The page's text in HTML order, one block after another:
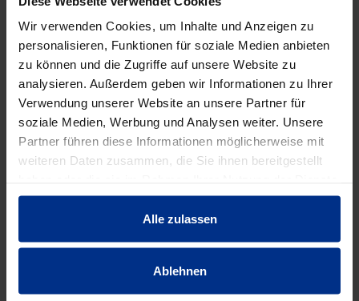
Wir verwenden Cookies, um Inhalte und Anzeigen zu
personalisieren, Funktionen für soziale Medien anbieten
zu können und die Zugriffe auf unsere Website zu
analysieren. Außerdem geben wir Informationen zu Ihrer
Verwendung unserer Website an unsere Partner für
soziale Medien, Werbung und Analysen weiter. Unsere
Partner führen diese Informationen möglicherweise mit
weiteren Daten zusammen, die Sie ihnen bereitgestellt
gesammelt haben.
Alle zulassen
Ablehnen
EIGENSCHAFTEN
Ausführung Muffe/Gewinde
Außendurchmess
er
22 mm
DN 20
DN Nennweite 3/4 "
Einsatzbereich Heizung/-kühlung